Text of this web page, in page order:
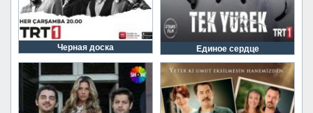
Черная доска Единое сердце